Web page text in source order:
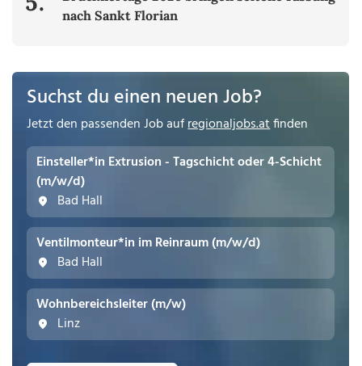
nach Sankt Florian
Suchst du einen neuen Job?
Jetzt den passenden Job aufregionaljobs.atfinden
Einsteller*in Extrusion - Tagschicht oder 4-Schicht
(m/w/d)
Bad Hall
Ventilmonteur*in im Reinraum (m/w/d)
Bad Hall
Wohnbereichsleiter (m/w)
Linz